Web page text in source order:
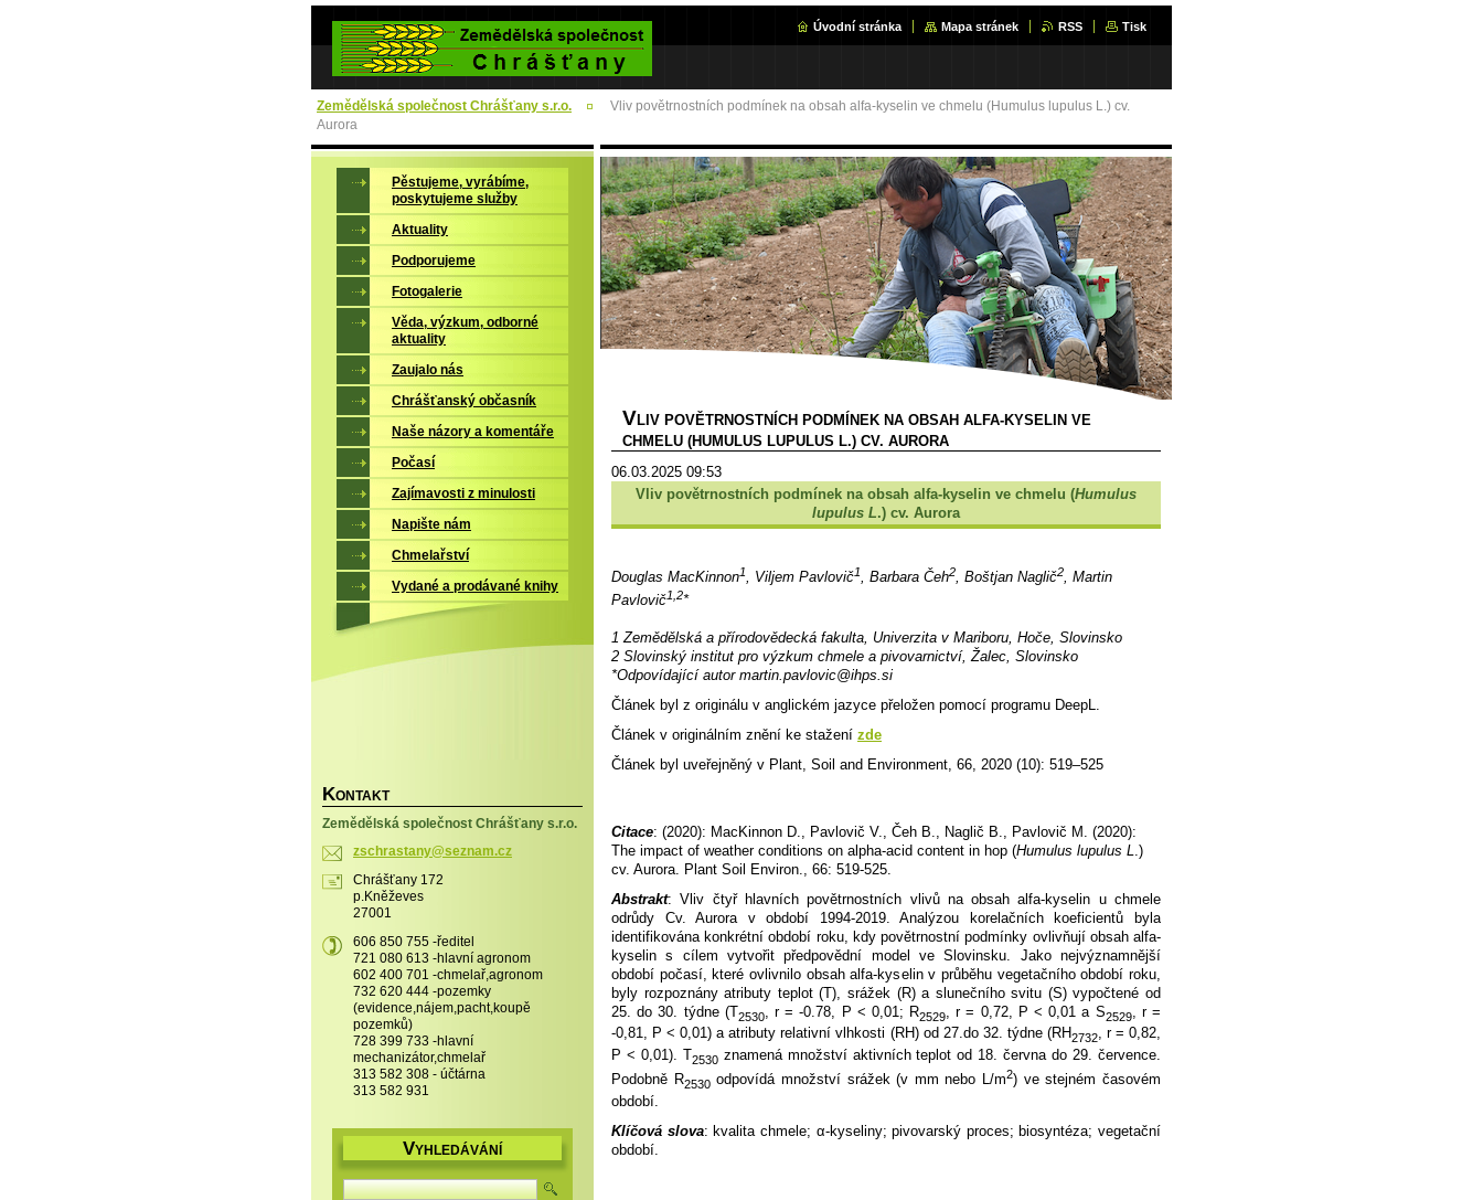
Úvodní stránka Mapa stránek RSS Tisk
Zemědělská společnost Chrášťany s.r.o.
Vliv povětrnostních podmínek na obsah alfa-kyselin ve chmelu (Humulus lupulus L.) cv.
Aurora
VLIV POVĚTRNOSTNÍCH PODMÍNEK NA OBSAH ALFA-KYSELIN VE
CHMELU (HUMULUS LUPULUS L.) CV. AURORA
06.03.2025 09:53
Vliv povětrnostních podmínek na obsah alfa-kyselin ve chmelu (Humulus
lupulus L.) cv. Aurora
Douglas MacKinnon1, Viljem Pavlovič1, Barbara Čeh2, Boštjan Naglič2, Martin
Pavlovič1,2*
1 Zemědělská a přírodovědecká fakulta, Univerzita v Mariboru, Hoče, Slovinsko
2 Slovinský institut pro výzkum chmele a pivovarnictví, Žalec, Slovinsko
*Odpovídající autor martin.pavlovic@ihps.si
Článek byl z originálu v anglickém jazyce přeložen pomocí programu DeepL.
Článek v originálním znění ke stažení zde
Článek byl uveřejněný v Plant, Soil and Environment, 66, 2020 (10): 519–525
Citace: (2020): MacKinnon D., Pavlovič V., Čeh B., Naglič B., Pavlovič M. (2020):
The impact of weather conditions on alpha-acid content in hop (Humulus lupulus L .)
cv. Aurora. Plant Soil Environ., 66: 519-525.
Abstrakt: Vliv čtyř hlavních povětrnostních vlivů na obsah alfa-kyselin u chmele
odrůdy Cv. Aurora v období 1994-2019. Analýzou korelačních koeficientů byla
identifikována konkrétní období roku, kdy povětrnostní podmínky ovlivňují obsah alfa-
kyselin s cílem vytvořit předpovědní model ve Slovinsku. Jako nejvýznamnější
období počasí, které ovlivnilo obsah alfa-kyselin v průběhu vegetačního období roku,
byly rozpoznány atributy teplot (T), srážek (R) a slunečního svitu (S) vypočtené od
25. do 30. týdne (T2530, r = -0.78, P < 0,01; R2529 , r = 0,72, P < 0,01 a S2529, r =
-0,81, P < 0,01) a atributy relativní vlhkosti (RH) od 27.do 32. týdne (RH2732, r = 0,82,
P < 0,01). T2530znamená množství aktivních teplot od 18. června do 29. července.
Podobně R2530odpovídá množství srážek (v mm nebo L/m2) ve stejném časovém
období.
Klíčová slova: kvalita chmele; α-kyseliny; pivovarský proces; biosyntéza; vegetační
období.
Pěstujeme, vyrábíme,
poskytujeme služby
Aktuality
Podporujeme
Fotogalerie
Věda, výzkum, odborné
aktuality
Zaujalo nás
Chrášťanský občasník
Naše názory a komentáře
Počasí
Zajímavosti z minulosti
Napište nám
Chmelařství
Vydané a prodávané knihy
KONTAKT
Zemědělská společnost Chrášťany s.r.o.
zschrastany@seznam.cz
Chrášťany 172
p.Kněževes
27001
606 850 755 -ředitel
721 080 613 -hlavní agronom
602 400 701 -chmelař,agronom
732 620 444 -pozemky
(evidence,nájem,pacht,koupě
pozemků)
728 399 733 -hlavní
mechanizátor,chmelař
313 582 308 - účtárna
313 582 931
VYHLEDÁVÁNÍ